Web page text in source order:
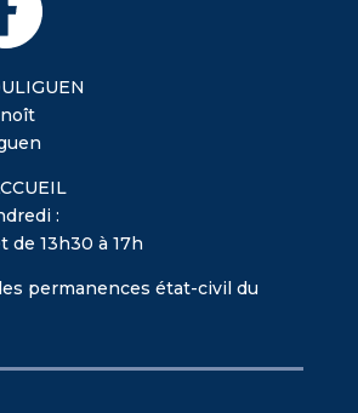
:
de 13h30 à 17h
permanences état-civil du